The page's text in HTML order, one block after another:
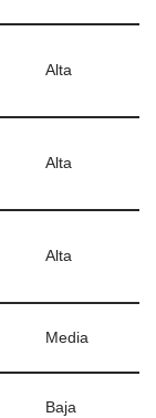
Alta
Alta
Alta
Media
Baja